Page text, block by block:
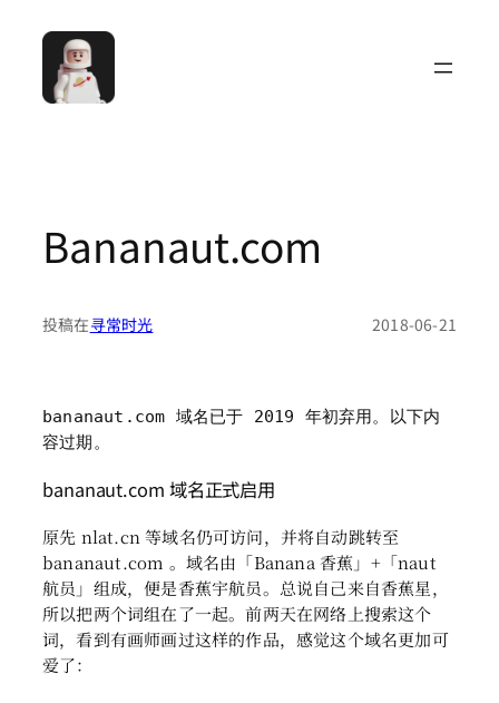
Bananaut.com
投稿在寻常时光 2018-06-21
bananaut.com 域名已于 2019 年初弃用。以下内
容过期。
bananaut.com 域名正式启用
原先 nlat.cn 等域名仍可访问，并将自动跳转至
bananaut.com 。域名由「Banana 香蕉」+「naut
航员」组成，便是香蕉宇航员。总说自己来自香蕉星，
所以把两个词组在了一起。前两天在网络上搜索这个
词，看到有画师画过这样的作品，感觉这个域名更加可
爱了：